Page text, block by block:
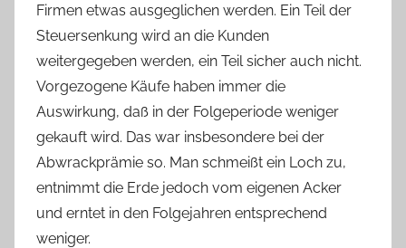
Firmen etwas ausgeglichen werden. Ein Teil der
Steuersenkung wird an die Kunden
weitergegeben werden, ein Teil sicher auch nicht.
Vorgezogene Käufe haben immer die
Auswirkung, daß in der Folgeperiode weniger
gekauft wird. Das war insbesondere bei der
Abwrackprämie so. Man schmeißt ein Loch zu,
entnimmt die Erde jedoch vom eigenen Acker
und erntet in den Folgejahren entsprechend
weniger.